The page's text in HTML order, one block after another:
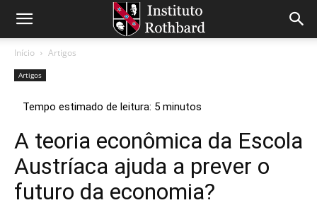
Início Artigos
Artigos
A teoria econômica da Escola
Austríaca ajuda a prever o
futuro da economia?